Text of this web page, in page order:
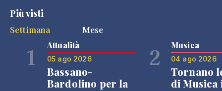
Più visti
Settimana
Mese
1 Attualità
05 ago 2026
Bassano-
Bardolino per la
2 Musica
04 ago 2026
Tornano
di Musica